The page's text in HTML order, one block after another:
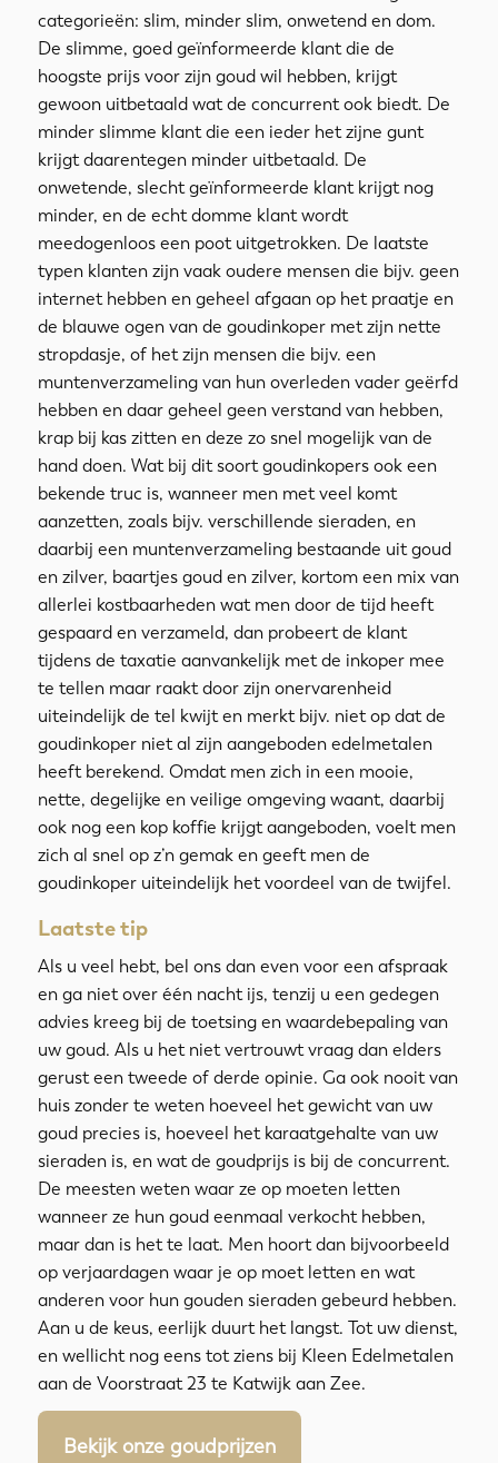
categorieën: slim, minder slim, onwetend en dom.
De slimme, goed geïnformeerde klant die de
hoogste prijs voor zijn goud wil hebben, krijgt
gewoon uitbetaald wat de concurrent ook biedt. De
minder slimme klant die een ieder het zijne gunt
krijgt daarentegen minder uitbetaald. De
onwetende, slecht geïnformeerde klant krijgt nog
minder, en de echt domme klant wordt
meedogenloos een poot uitgetrokken. De laatste
typen klanten zijn vaak oudere mensen die bijv. geen
internet hebben en geheel afgaan op het praatje en
de blauwe ogen van de goudinkoper met zijn nette
stropdasje, of het zijn mensen die bijv. een
muntenverzameling van hun overleden vader geërfd
hebben en daar geheel geen verstand van hebben,
krap bij kas zitten en deze zo snel mogelijk van de
hand doen. Wat bij dit soort goudinkopers ook een
bekende truc is, wanneer men met veel komt
aanzetten, zoals bijv. verschillende sieraden, en
daarbij een muntenverzameling bestaande uit goud
en zilver, baartjes goud en zilver, kortom een mix van
allerlei kostbaarheden wat men door de tijd heeft
gespaard en verzameld, dan probeert de klant
tijdens de taxatie aanvankelijk met de inkoper mee
te tellen maar raakt door zijn onervarenheid
uiteindelijk de tel kwijt en merkt bijv. niet op dat de
goudinkoper niet al zijn aangeboden edelmetalen
heeft berekend. Omdat men zich in een mooie,
nette, degelijke en veilige omgeving waant, daarbij
ook nog een kop koffie krijgt aangeboden, voelt men
zich al snel op z’n gemak en geeft men de
goudinkoper uiteindelijk het voordeel van de twijfel.
Laatste tip
Als u veel hebt, bel ons dan even voor een afspraak
en ga niet over één nacht ijs, tenzij u een gedegen
advies kreeg bij de toetsing en waardebepaling van
uw goud. Als u het niet vertrouwt vraag dan elders
gerust een tweede of derde opinie. Ga ook nooit van
huis zonder te weten hoeveel het gewicht van uw
goud precies is, hoeveel het karaatgehalte van uw
sieraden is, en wat de goudprijs is bij de concurrent.
De meesten weten waar ze op moeten letten
wanneer ze hun goud eenmaal verkocht hebben,
maar dan is het te laat. Men hoort dan bijvoorbeeld
op verjaardagen waar je op moet letten en wat
anderen voor hun gouden sieraden gebeurd hebben.
Aan u de keus, eerlijk duurt het langst. Tot uw dienst,
en wellicht nog eens tot ziens bij Kleen Edelmetalen
aan de Voorstraat 23 te Katwijk aan Zee.
Bekijk onze goudprijzen